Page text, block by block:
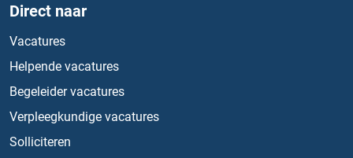
Direct naar
Vacatures
Helpende vacatures
Begeleider vacatures
Verpleegkundige vacatures
Solliciteren